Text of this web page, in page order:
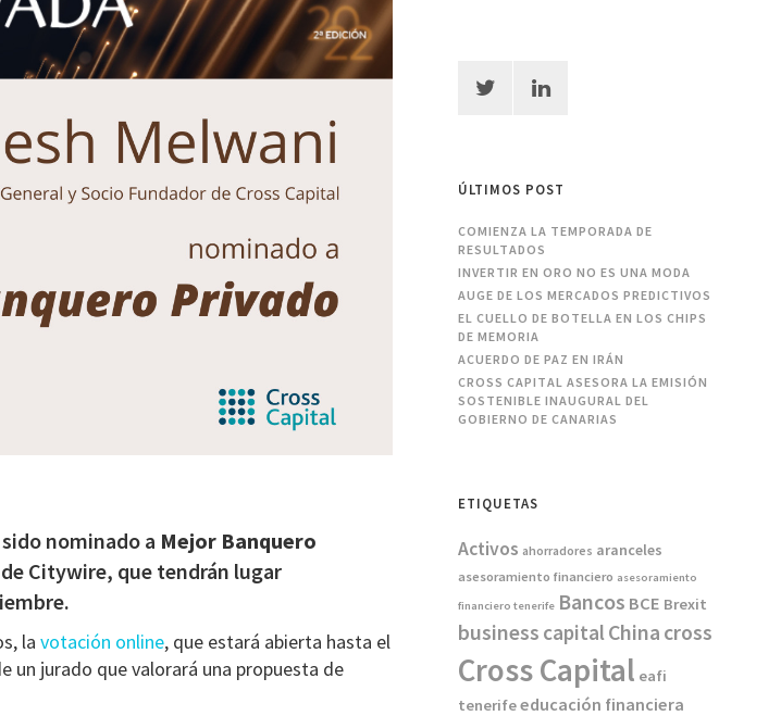
nominado a Mejor Banquero
Citywire, que tendrán lugar
la votación online, que estará abierta hasta el
un jurado que valorará una propuesta de
ÚLTIMOS POST
COMIENZA LA TEMPORADA DE
RESULTADOS
INVERTIR EN ORO NO ES UNA MODA
AUGE DE LOS MERCADOS PREDICTIVOS
EL CUELLO DE BOTELLA EN LOS CHIPS
DE MEMORIA
ACUERDO DE PAZ EN IRÁN
CROSS CAPITAL ASESORA LA EMISIÓN
SOSTENIBLE INAUGURAL DEL
GOBIERNO DE CANARIAS
ETIQUETAS
Activos ahorradores aranceles
asesoramiento financiero asesoramiento
financiero tenerife Bancos BCE Brexit
business capitalChina cross
Cross Capital eafi
tenerifeeducación financiera